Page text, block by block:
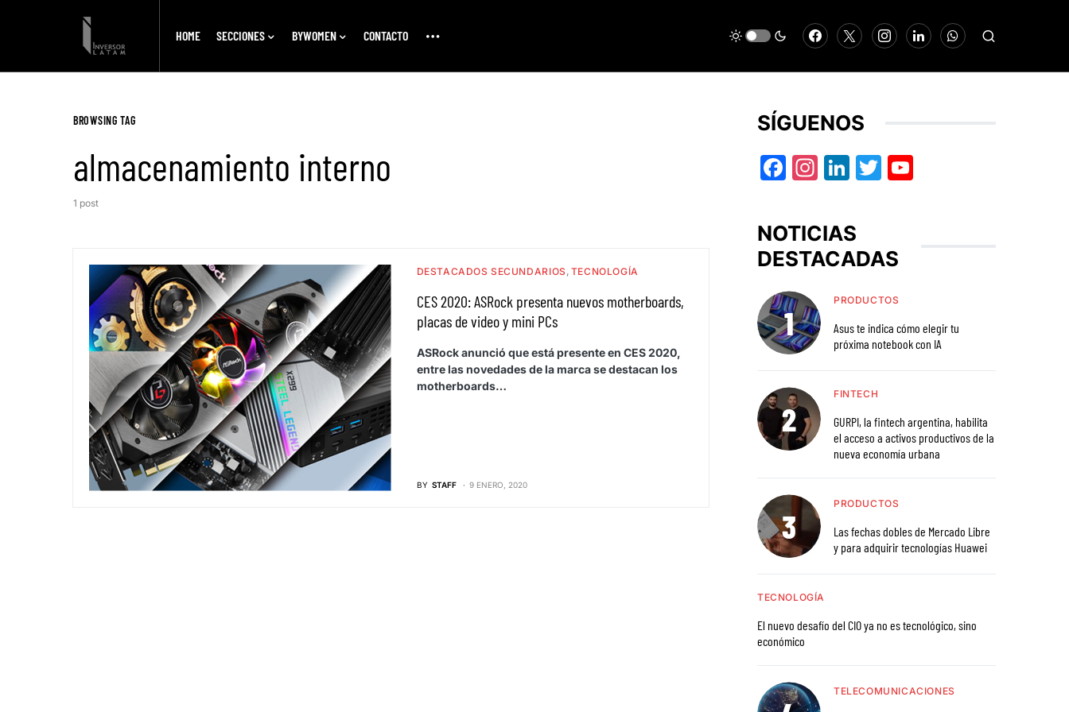
HOME SECCIONES BYWOMEN CONTACTO
BROWSING TAG
almacenamiento interno
1 post
DESTACADOS SECUNDARIOS TECNOLOGÍA
CES 2020: ASRock presenta nuevos motherboards,
placas de video y mini PCs
ASRock anunció que está presente en CES 2020,
entre las novedades de la marca se destacan los
motherboards…
BY STAFF 9 ENERO, 2020
SÍGUENOS
Facebook
Instagram
LinkedIn
Twitter
NOTICIAS
DESTACADAS
PRODUCTOS
Asus te indica cómo elegir tu
próxima notebook con IA
FINTECH
GURPI, la fintech argentina, habilita
el acceso a activos productivos de la
nueva economía urbana
PRODUCTOS
Las fechas dobles de Mercado Libre
y para adquirir tecnologías Huawei
TECNOLOGÍA
El nuevo desafío del CIO ya no es tecnológico, sino
económico
TELECOMUNICACIONES